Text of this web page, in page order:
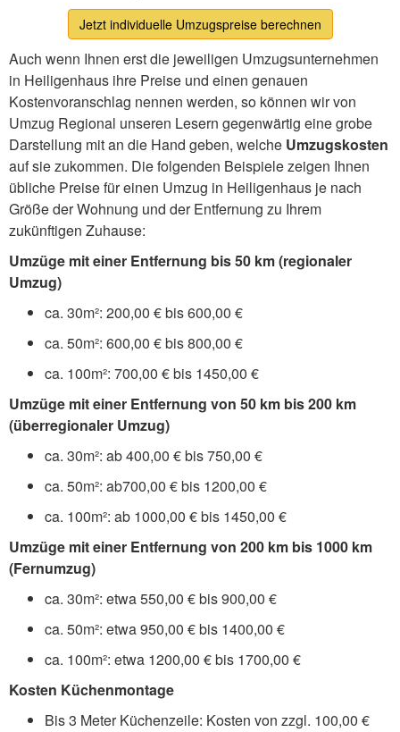
Jetzt individuelle Umzugspreise berechnen
Auch wenn Ihnen erst die jeweiligen Umzugsunternehmen
in Heiligenhaus ihre Preise und einen genauen
Kostenvoranschlag nennen werden, so können wir von
Umzug Regional unseren Lesern gegenwärtig eine grobe
Darstellung mit an die Hand geben, welche Umzugskosten
auf sie zukommen. Die folgenden Beispiele zeigen Ihnen
übliche Preise für einen Umzug in Heiligenhaus je nach
Größe der Wohnung und der Entfernung zu Ihrem
zukünftigen Zuhause:
Umzüge mit einer Entfernung bis 50 km (regionaler
Umzug)
ca. 30m²: 200,00 € bis 600,00 €
ca. 50m²: 600,00 € bis 800,00 €
ca. 100m²: 700,00 € bis 1450,00 €
Umzüge mit einer Entfernung von 50 km bis 200 km
(überregionaler Umzug)
ca. 30m²: ab 400,00 € bis 750,00 €
ca. 50m²: ab700,00 € bis 1200,00 €
ca. 100m²: ab 1000,00 € bis 1450,00 €
Umzüge mit einer Entfernung von 200 km bis 1000 km
(Fernumzug)
ca. 30m²: etwa 550,00 € bis 900,00 €
ca. 50m²: etwa 950,00 € bis 1400,00 €
ca. 100m²: etwa 1200,00 € bis 1700,00 €
Kosten Küchenmontage
Bis 3 Meter Küchenzeile: Kosten von zzgl. 100,00 €